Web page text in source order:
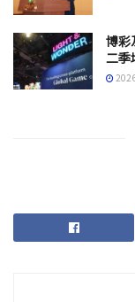
博彩
二季